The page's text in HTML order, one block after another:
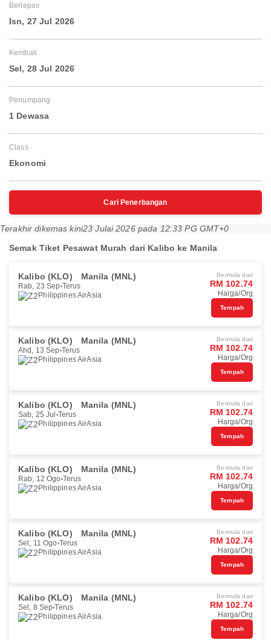
Berlepas
Isn, 27 Jul 2026
Kembali
Sel, 28 Jul 2026
Penumpang
1 Dewasa
Class
Ekonomi
Cari Penerbangan
Terakhir dikemas kini23 Julai 2026 pada 12:33 PG GMT+0
Semak Tiket Pesawat Murah dari Kalibo ke Manila
Kalibo (KLO) Manila (MNL)
Rab, 23 Sep Terus
Philippines AirAsia
Bermula dari
RM 102.74
Harga/Org
Tempah
Kalibo (KLO) Manila (MNL)
Ahd, 13 Sep Terus
Philippines AirAsia
Bermula dari
RM 102.74
Harga/Org
Tempah
Kalibo (KLO) Manila (MNL)
Sab, 25 Jul Terus
Philippines AirAsia
Bermula dari
RM 102.74
Harga/Org
Tempah
Kalibo (KLO) Manila (MNL)
Rab, 12 Ogo Terus
Philippines AirAsia
Bermula dari
RM 102.74
Harga/Org
Tempah
Kalibo (KLO) Manila (MNL)
Sel, 11 Ogo Terus
Philippines AirAsia
Bermula dari
RM 102.74
Harga/Org
Tempah
Kalibo (KLO) Manila (MNL)
Sel, 8 Sep Terus
Philippines AirAsia
Bermula dari
RM 102.74
Harga/Org
Tempah